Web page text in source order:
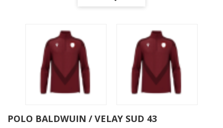
POLO BALDWUIN / VELAY SUD 43